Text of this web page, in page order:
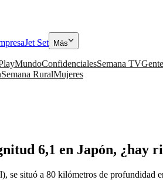
Jet Set Más
MundoConfidencialesSemana TVGente
Semana RuralMujeres
6,1 en Japón, ¿hay
situó a 80 kilómetros de profundidad